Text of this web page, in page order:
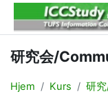
Gå til hovedinnhold
研究会/
Hjem Kurs 研